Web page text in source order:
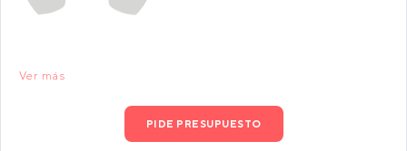
Ver más
PIDE PRESUPUESTO